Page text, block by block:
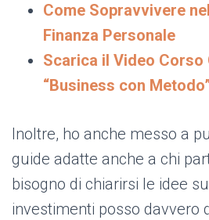
Come Sopravvivere
Finanza Personale
Scarica il Video Corso
“Business con
Inoltre, ho anche messo a
guide adatte anche a chi
bisogno di chiarirsi le idee
investimenti posso davvero